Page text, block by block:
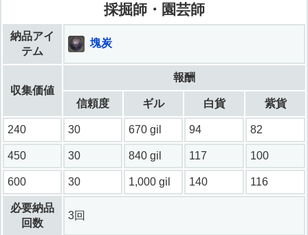
採掘師・園芸師
納品アイ
テム
塊炭
収集価値
報酬
信頼度 ギル 白貨 紫貨
240 30 670 gil 94 82
450 30 840 gil 117 100
600 30 1,000 gil 140 116
必要納品
回数
3回